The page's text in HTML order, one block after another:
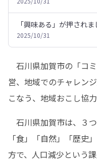
「興味ある」が押されま
2025/10/31
石川県加賀市の「コ
営、地域でのチャレン
こなう、地域おこし協
石川県加賀市は、３
「食」「自然」「歴史
方で、人口減少という